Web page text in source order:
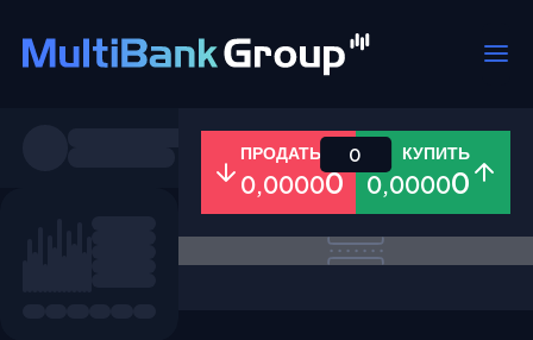
Все Форекс Металлы
ПРОДАТЬ
0,00000
КУПИТЬ
0,00000
0